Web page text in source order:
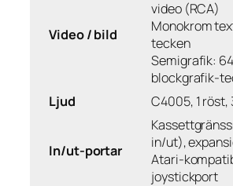
Video / bild
video (RCA)
Monokrom
tecken
Semigrafik:
blockgrafik-
Ljud
C4005, 1 röst,
In/ut-portar
in/ut),
Atari-
joystickport